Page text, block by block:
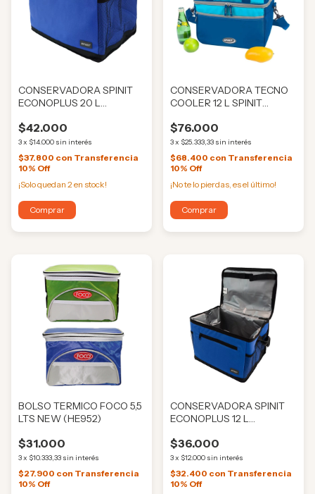
CONSERVADORA SPINIT
ECONOPLUS 20 L
$42.000
3x $14.000 sin interés
$37.800 con Transferencia
10% Off
¡Solo quedan 2en stock!
Comprar
CONSERVADORA TECNO
COOLER 12 L SPINIT
$76.000
3x $25.333,33 sin interés
$68.400 con Transferencia
10% Off
¡No te lo pierdas, es el último!
Comprar
BOLSO TERMICO FOCO 5,5
LTS NEW (HE952)
$31.000
3x $10.333,33 sin interés
$27.900 con Transferencia
10% Off
CONSERVADORA SPINIT
ECONOPLUS 12 L
$36.000
3x $12.000 sin interés
$32.400 con Transferencia
10% Off